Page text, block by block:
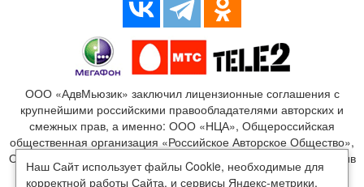
ООО «АдвМьюзик» заключил лицензионные соглашения с
крупнейшими российскими правообладателями авторских и
смежных прав, а именно: ООО «НЦА», Общероссийская
общественная организация «Российское Авторское Общество»,
ООО «Издательство Монолит», ООО «ЛенГрад», ООО «Креатив
Медиа», ООО «Новый мир», ООО «Медиалайн», ООО
Наш Сайт использует файлы Cookie, необходимые для
корректной работы Сайта, и сервисы Яндекс-метрики,